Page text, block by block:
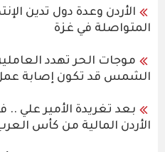
الأردن وعدة دول تدين
المتواصلة في غزة
موجات الحر تهدد
الشمس قد تكون إصابة
بعد تغريدة الأمير علي
الأردن المالية من كأس